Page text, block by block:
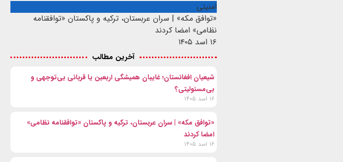
امنیتی
«توافق مکه» | سران عربستان، ترکیه و پاکستان «توافقنامه
نظامی» امضا کردند
۱۶ اسد ۱۴۰۵
آخرین مطالب
شیعیان افغانستان؛ غایبان همیشگی اربعین یا قربانی بی‌توجهی و
بی‌مسئولیتی؟
۱۶ اسد ۱۴۰۵
«توافق مکه» | سران عربستان، ترکیه و پاکستان «توافقنامه نظامی»
امضا کردند
۱۶ اسد ۱۴۰۵